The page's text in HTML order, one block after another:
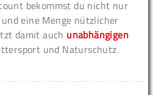
bekommst du nicht nur
eine Menge nützlicher
damit auch unabhängigen
und Naturschutz.